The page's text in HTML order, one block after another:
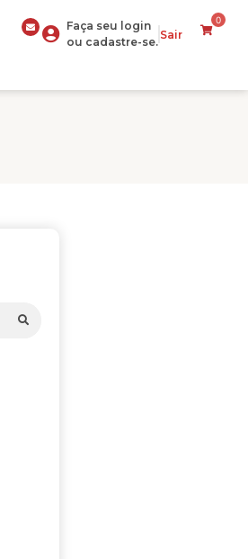
Faça seu login
ou cadastre-se.
Sair
0